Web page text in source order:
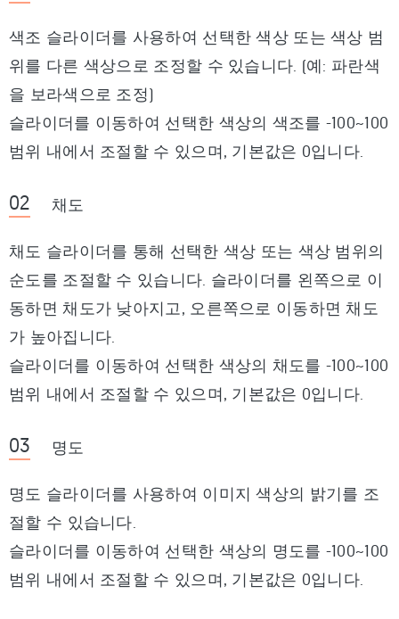
색조 슬라이더를 사용하여 선택한 색상 또는 색상 범
위를 다른 색상으로 조정할 수 있습니다. (예: 파란색
을 보라색으로 조정)
슬라이더를 이동하여 선택한 색상의 색조를 -100~100
범위 내에서 조절할 수 있으며, 기본값은 0입니다.
채도
채도 슬라이더를 통해 선택한 색상 또는 색상 범위의
순도를 조절할 수 있습니다. 슬라이더를 왼쪽으로 이
동하면 채도가 낮아지고, 오른쪽으로 이동하면 채도
가 높아집니다.
슬라이더를 이동하여 선택한 색상의 채도를 -100~100
범위 내에서 조절할 수 있으며, 기본값은 0입니다.
명도
명도 슬라이더를 사용하여 이미지 색상의 밝기를 조
절할 수 있습니다.
슬라이더를 이동하여 선택한 색상의 명도를 -100~100
범위 내에서 조절할 수 있으며, 기본값은 0입니다.